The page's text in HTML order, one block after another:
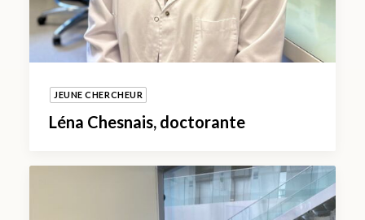
JEUNE CHERCHEUR
Léna Chesnais, doctorante